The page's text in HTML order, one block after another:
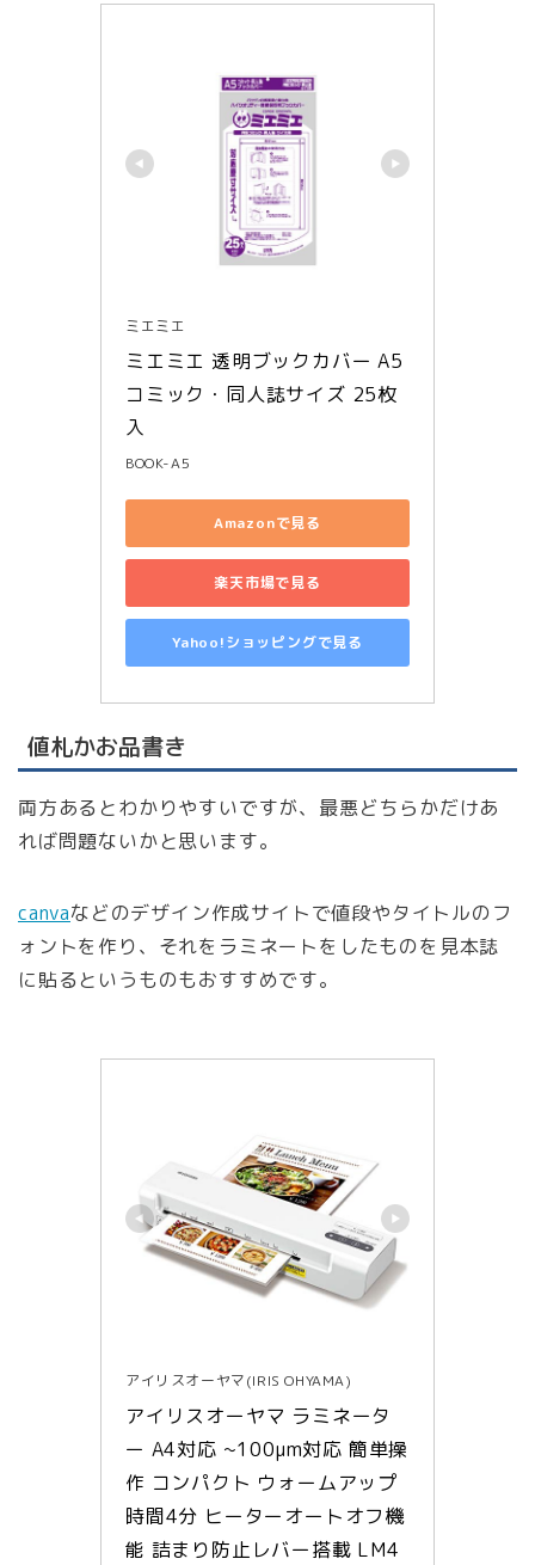
ミエミエ
ミエミエ 透明ブックカバー A5
コミック・同人誌サイズ 25枚
入
BOOK-A5
Amazonで見る
楽天市場で見る
Yahoo!ショッピングで見る
値札かお品書き
両方あるとわかりやすいですが、最悪どちらかだけあ
れば問題ないかと思います。
canvaなどのデザイン作成サイトで値段やタイトルのフ
ォントを作り、それをラミネートをしたものを見本誌
に貼るというものもおすすめです。
アイリスオーヤマ(IRIS OHYAMA)
アイリスオーヤマ ラミネータ
ー A4対応 ~100μm対応 簡単操
作 コンパクト ウォームアップ
時間4分 ヒーターオートオフ機
能 詰まり防止レバー搭載 LM4